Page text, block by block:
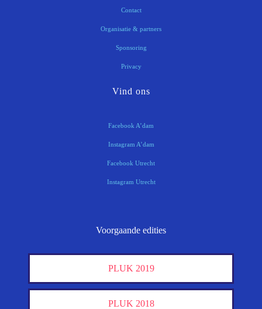
Contact
Organisatie & partners
Sponsoring
Privacy
Vind ons
Facebook A’dam
Instagram A’dam
Facebook Utrecht
Instagram Utrecht
Voorgaande edities
PLUK 2019
PLUK 2018